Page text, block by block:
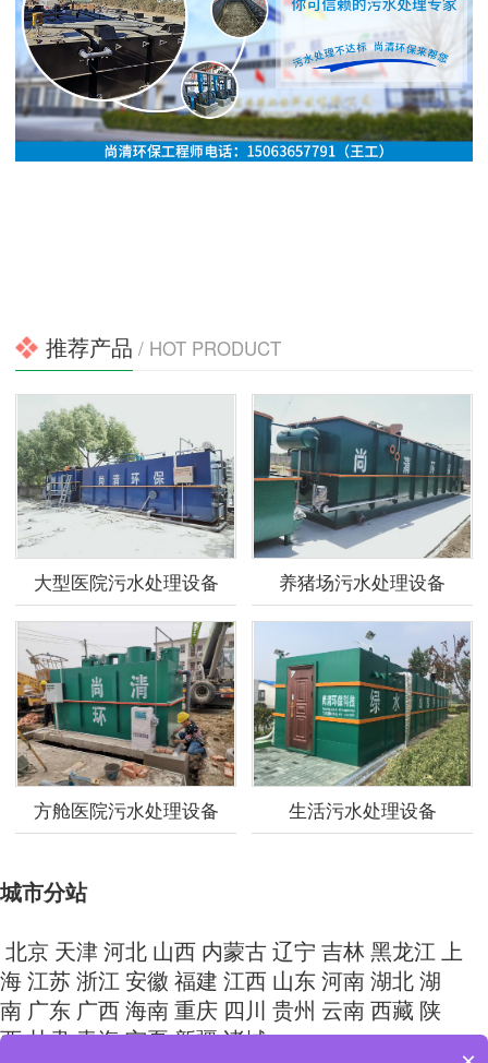
推荐产品 / HOT PRODUCT
大型医院污水处理设备 养猪场污水处理设备
方舱医院污水处理设备 生活污水处理设备
城市分站
北京 天津河北 山西 内蒙古辽宁 吉林黑龙江上
海江苏浙江安徽 福建 江西 山东河南湖北湖
南 广东 广西海南重庆 四川 贵州 云南西藏 陕
西甘肃青海宁夏新疆诸城